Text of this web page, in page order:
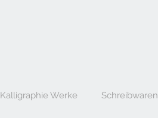
Kalligraphie Werke Schreibwaren